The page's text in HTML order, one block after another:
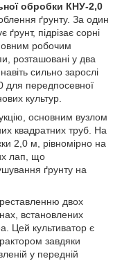
обробки КНУ-2,0
ґрунту. За один
підрізає сорні
робочим
розташовані у два
сильно зарослі
для передпосевної
культур.
основним вузлом
квадратних труб. На
2,0 м, рівномірно на
лап, що
ґрунту на
двох
встановлених
Цей культиватор є
завдяки
у передній